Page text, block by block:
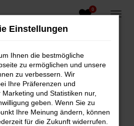
0
Error
aufgetreten.
die dir helfen können:
Einstellungen
Ihnen die bestmögliche
zu ermöglichen und unsere
zu verbessern. Wir
Ihre Präferenzen und
und Statistiken nur,
geben. Wenn Sie zu
Ihre Meinung ändern, können
für die Zukunft widerrufen.